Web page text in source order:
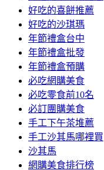
好吃的喜餅推薦
好吃的沙琪瑪
年節禮盒台中
年節禮盒批發
年節禮盒預購
必吃網購美食
必吃零食前10名
必訂團購美食
手工下午茶堆薦
手工沙其馬哪裡買
沙其馬
網購美食排行榜